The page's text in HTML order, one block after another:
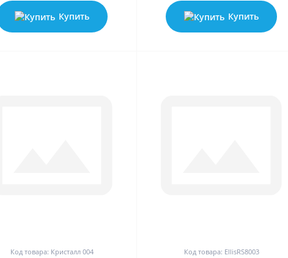
Купить Купить
Код товара: Кристалл 004 Код товара: EllisRS8003